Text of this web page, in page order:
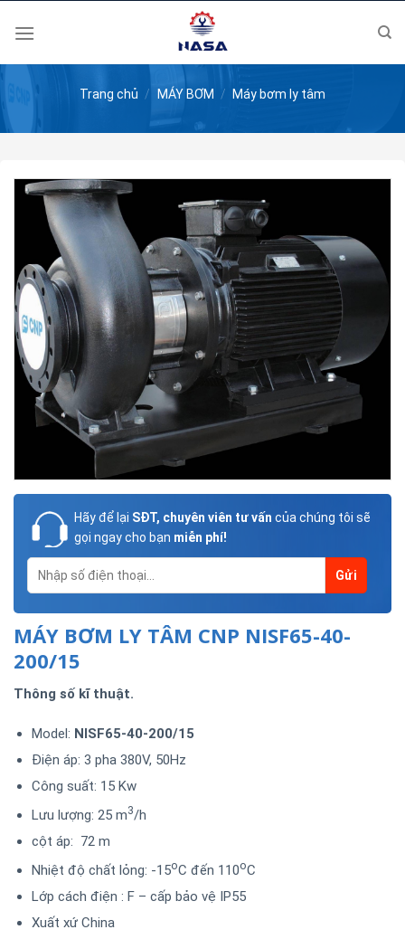
Trang chủ / MÁY BƠM / Máy bơm ly tâm
Hãy để lại SĐT, chuyên viên tư vấn của chúng tôi sẽ
gọi ngay cho bạn miễn phí!
MÁY BƠM LY TÂM CNP NISF65-40-
200/15
Thông số kĩ thuật.
Model: NISF65-40-200/15
Điện áp: 3 pha 380V, 50Hz
Công suất: 15 Kw
Lưu lượng: 25 m3/h
cột áp: 72 m
Nhiệt độ chất lỏng: -15oC đến 110oC
Lớp cách điện : F – cấp bảo vệ IP55
Xuất xứ China